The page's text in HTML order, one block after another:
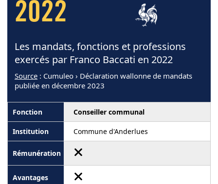
2022
Les mandats, fonctions et professions
exercés par Franco Baccati en 2022
Source : Cumuleo › Déclaration wallonne de mandats
publiée en décembre 2023
Conseiller communal
Commune d'Anderlues